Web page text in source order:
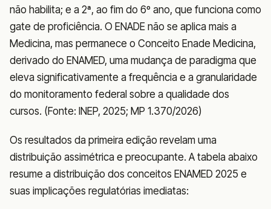
não habilita; e a 2ª, ao fim do 6º ano, que funciona como
gate de proficiência. O ENADE não se aplica mais a
Medicina, mas permanece o Conceito Enade Medicina,
derivado do ENAMED, uma mudança de paradigma que
eleva significativamente a frequência e a granularidade
do monitoramento federal sobre a qualidade dos
cursos. (Fonte: INEP, 2025; MP 1.370/2026)
Os resultados da primeira edição revelam uma
distribuição assimétrica e preocupante. A tabela abaixo
resume a distribuição dos conceitos ENAMED 2025 e
suas implicações regulatórias imediatas: